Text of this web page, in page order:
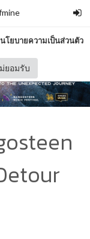
นโยบายความเป็นส่วนตัว
ยอมรับ